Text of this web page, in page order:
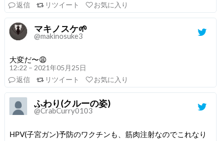
返信
リツイート お気に入り
マキノスケ🌱
@makinosuke3
大変だ〜😩
12:22 – 2021年05月25日
返信
リツイート お気に入り
ふわり(クルーの姿)
@CrabCurry0103
HPV(子宮ガン)予防のワクチンも、筋肉注射なのでこれなり